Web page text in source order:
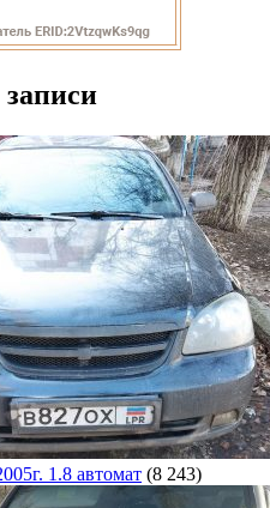
1.8 автомат (8 243)